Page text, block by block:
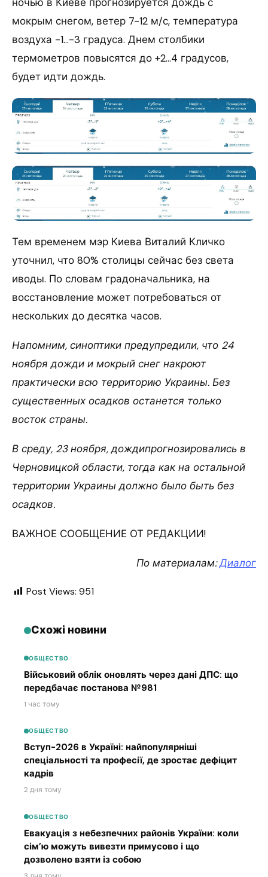
мокрым снегом, ветер 7-12 м/с, температура
воздуха -1…-3 градуса. Днем столбики
термометров повысятся до +2…4 градусов,
будет идти дождь.
Тем временем мэр Киева Виталий Кличко
уточнил, что 80% столицы сейчас без света
иводы. По словам градоначальника, на
восстановление может потребоваться от
нескольких до десятка часов.
Напомним, синоптики предупредили, что 24
ноября дожди и мокрый снег накроют
практически всю территорию Украины. Без
существенных осадков останется только
восток страны.
В среду, 23 ноября, дождипрогнозировались в
Черновицкой области, тогда как на остальной
территории Украины должно было быть без
осадков.
ВАЖНОЕ СООБЩЕНИЕ ОТ РЕДАКЦИИ!
По материалам:Диалог
Post Views: 951
Схожі новини
ОБЩЕСТВО
Військовий облік оновлять через дані ДПС: що
передбачає постанова №981
1 час тому
ОБЩЕСТВО
Вступ-2026 в Україні: найпопулярніші
спеціальності та професії, де зростає дефіцит
кадрів
2 дня тому
ОБЩЕСТВО
Евакуація з небезпечних районів України: коли
сім’ю можуть вивезти примусово і що
дозволено взяти із собою